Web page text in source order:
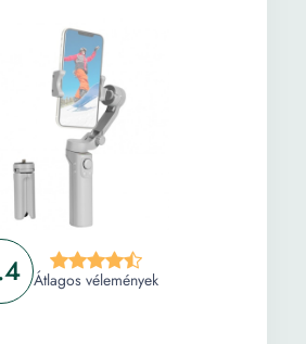
Átlagos vélemények